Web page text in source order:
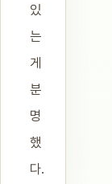
있
는
게
분
명
했
다.